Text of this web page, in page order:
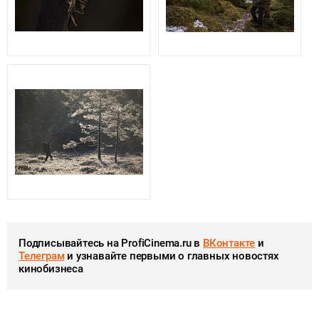
Подписывайтесь на ProfiCinema.ru в ВКонтакте и
Телеграми узнавайте первыми о главных новостях
кинобизнеса